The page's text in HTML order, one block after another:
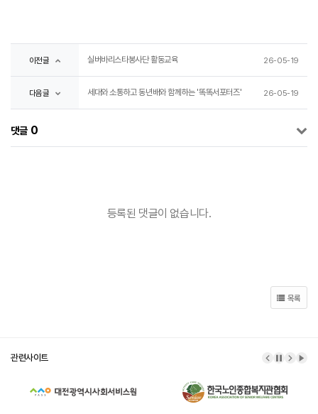
이전글 실버바리스타봉사단 활동교육 26-05-19
다음글 세대와 소통하고 동년배와 함께하는 '똑똑서포터즈' 26-05-19
댓글 0
등록된 댓글이 없습니다.
목록
관련사이트 이전 배너
배너 정
다음
배